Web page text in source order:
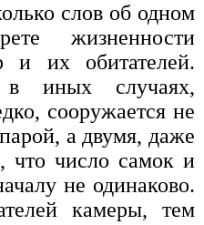
слов об одном
жизненности
и их обитателей.
в иных случаях,
сооружается не
а двумя, даже
что число самок и
не одинаково.
камеры, тем